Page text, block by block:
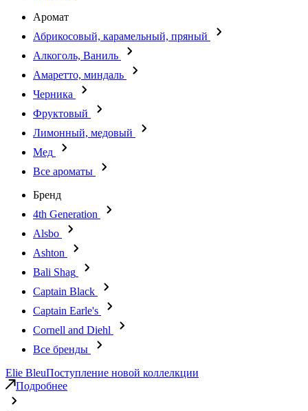
Аромат
Абрикосовый, карамельный, пряный
Алкоголь, Ваниль
Амаретто, миндаль
Черника
Фруктовый
Лимонный, медовый
Мед
Все ароматы
Бренд
4th Generation
Alsbo
Ashton
Bali Shag
Captain Black
Captain Earle's
Cornell and Diehl
Все бренды
Elie BleuПоступление новой коллелкции
Подробнее